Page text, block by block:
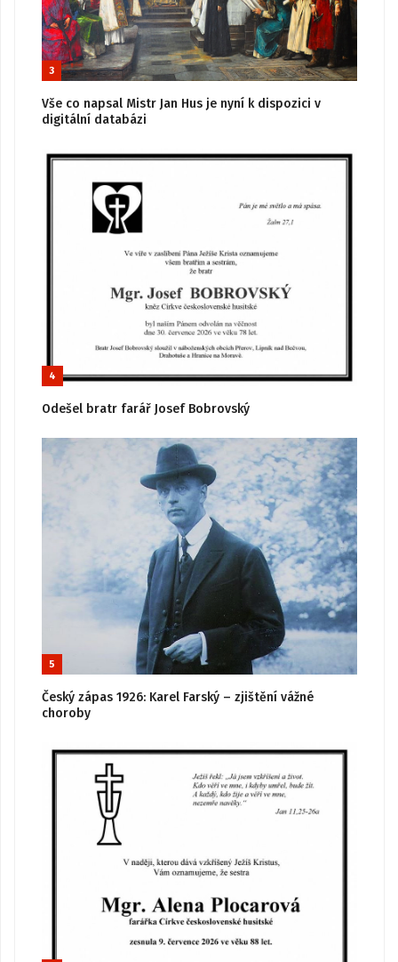
3
Vše co napsal Mistr Jan Hus je nyní k dispozici v
digitální databázi
4
Odešel bratr farář Josef Bobrovský
5
Český zápas 1926: Karel Farský – zjištění vážné
choroby